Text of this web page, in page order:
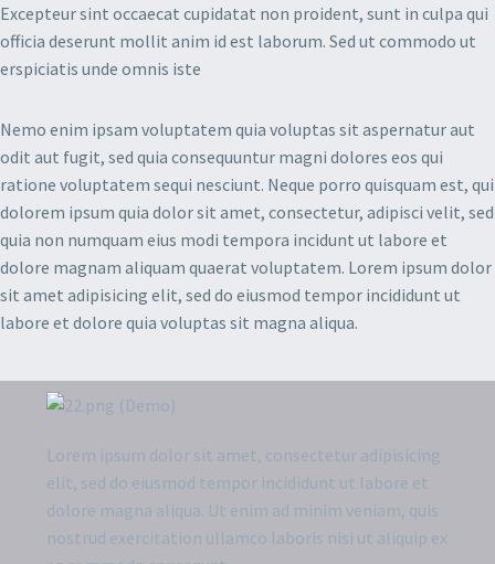
Excepteur sint occaecat cupidatat non proident, sunt in culpa qui
officia deserunt mollit anim id est laborum. Sed ut commodo ut
erspiciatis unde omnis iste
Nemo enim ipsam voluptatem quia voluptas sit aspernatur aut
odit aut fugit, sed quia consequuntur magni dolores eos qui
ratione voluptatem sequi nesciunt. Neque porro quisquam est, qui
dolorem ipsum quia dolor sit amet, consectetur, adipisci velit, sed
quia non numquam eius modi tempora incidunt ut labore et
dolore magnam aliquam quaerat voluptatem. Lorem ipsum dolor
sit amet adipisicing elit, sed do eiusmod tempor incididunt ut
labore et dolore quia voluptas sit magna aliqua.
Lorem ipsum dolor sit amet, consectetur adipisicing
elit, sed do eiusmod tempor incididunt ut labore et
dolore magna aliqua. Ut enim ad minim veniam, quis
nostrud exercitation ullamco laboris nisi ut aliquip ex